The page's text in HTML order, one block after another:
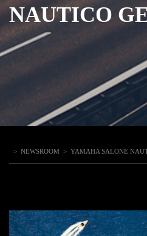
NAUTICO
> NEWSROOM > YAMAHA SALONE